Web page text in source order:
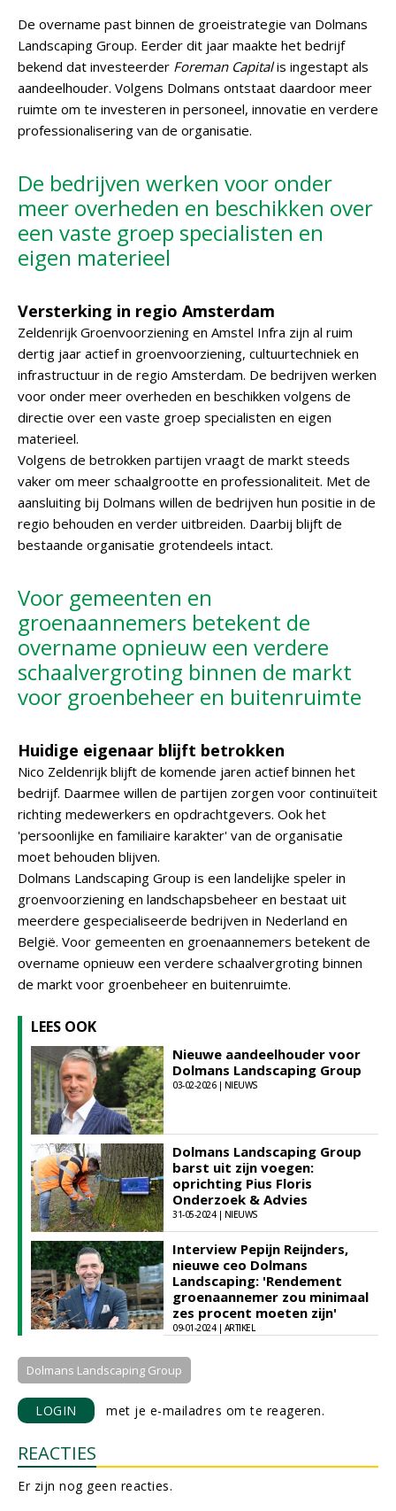
De overname past binnen de groeistrategie van Dolmans
Landscaping Group. Eerder dit jaar maakte het bedrijf
bekend dat investeerder Foreman Capitalis ingestapt als
aandeelhouder. Volgens Dolmans ontstaat daardoor meer
ruimte om te investeren in personeel, innovatie en verdere
professionalisering van de organisatie.
De bedrijven werken voor onder
meer overheden en beschikken over
een vaste groep specialisten en
eigen materieel
Versterking in regio Amsterdam
Zeldenrijk Groenvoorziening en Amstel Infra zijn al ruim
dertig jaar actief in groenvoorziening, cultuurtechniek en
infrastructuur in de regio Amsterdam. De bedrijven werken
voor onder meer overheden en beschikken volgens de
directie over een vaste groep specialisten en eigen
materieel.
Volgens de betrokken partijen vraagt de markt steeds
vaker om meer schaalgrootte en professionaliteit. Met de
aansluiting bij Dolmans willen de bedrijven hun positie in de
regio behouden en verder uitbreiden. Daarbij blijft de
bestaande organisatie grotendeels intact.
Voor gemeenten en
groenaannemers betekent de
overname opnieuw een verdere
schaalvergroting binnen de markt
voor groenbeheer en buitenruimte
Huidige eigenaar blijft betrokken
Nico Zeldenrijk blijft de komende jaren actief binnen het
bedrijf. Daarmee willen de partijen zorgen voor continuïteit
richting medewerkers en opdrachtgevers. Ook het
'persoonlijke en familiaire karakter' van de organisatie
moet behouden blijven.
Dolmans Landscaping Group is een landelijke speler in
groenvoorziening en landschapsbeheer en bestaat uit
meerdere gespecialiseerde bedrijven in Nederland en
België. Voor gemeenten en groenaannemers betekent de
overname opnieuw een verdere schaalvergroting binnen
de markt voor groenbeheer en buitenruimte.
LEES OOK
Nieuwe aandeelhouder voor
Dolmans Landscaping Group
03-02-2026 | NIEUWS
Dolmans Landscaping Group
barst uit zijn voegen:
oprichting Pius Floris
Onderzoek & Advies
31-05-2024 | NIEUWS
Interview Pepijn Reijnders,
nieuwe ceo Dolmans
Landscaping: 'Rendement
groenaannemer zou minimaal
zes procent moeten zijn'
09-01-2024 | ARTIKEL
Dolmans Landscaping Group
LOGIN met je e-mailadres om te reageren.
REACTIES
Er zijn nog geen reacties.